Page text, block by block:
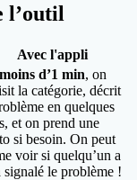
l’outil
Avec l'appli
d’1 min, on
la catégorie, décrit
en quelques
et on prend une
si besoin. On peut
voir si quelqu’un a
signalé le problème !